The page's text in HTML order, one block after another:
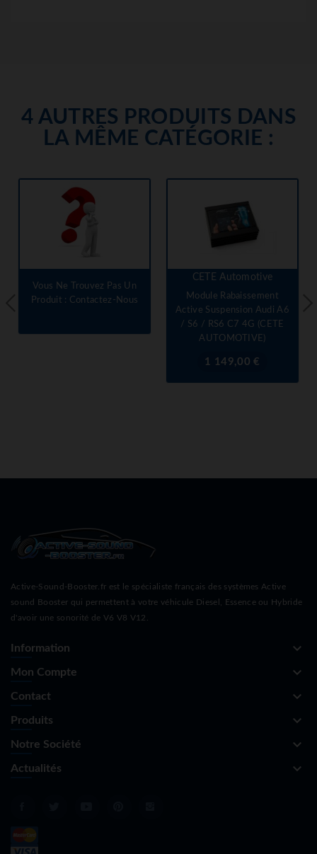
4 AUTRES PRODUITS DANS
LA MÊME CATÉGORIE :
Vous Ne Trouvez Pas Un
Produit : Contactez-Nous
CETE Automotive
Module Rabaissement
Active Suspension Audi A6
/ S6 / RS6 C7 4G (CETE
AUTOMOTIVE)
Prix1 149,00 €
Active-Sound-Booster.fr est le spécialiste français des systèmes Active
sound Booster qui permettent à votre véhicule Diesel, Essence ou Hybride
d'avoir une sonorité de V6 V8 V12.
Information keyboard_arrow_down
Mon Compte keyboard_arrow_down
Contact keyboard_arrow_down
Produits keyboard_arrow_down
Notre Société keyboard_arrow_down
Actualités keyboard_arrow_down